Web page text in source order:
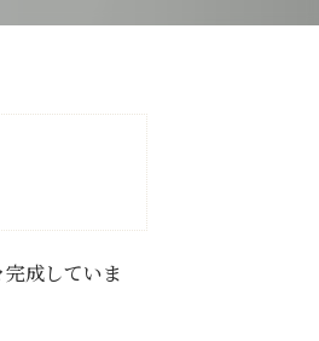
成していま